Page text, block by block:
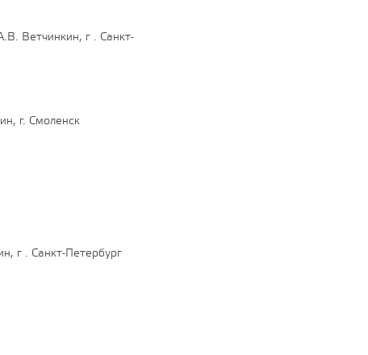
Ветчинкин, г . Санкт-
г. Смоленск
г . Санкт-Петербург